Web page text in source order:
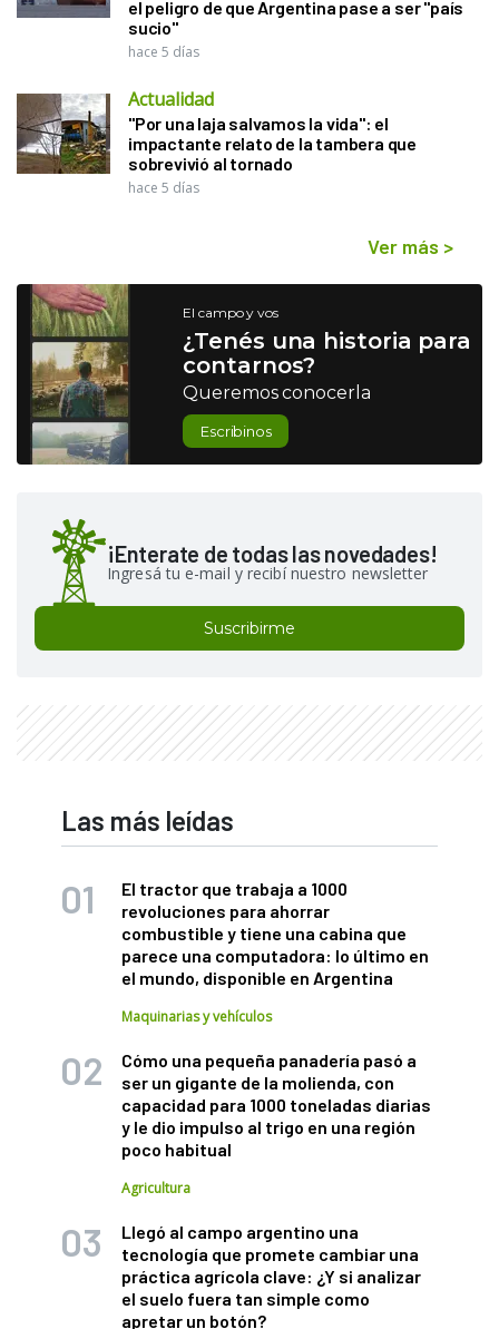
el peligro de que Argentina pase a ser "país
sucio"
hace 5 días
Actualidad
"Por una laja salvamos la vida": el
impactante relato de la tambera que
sobrevivió al tornado
hace 5 días
Ver más >
El campo y vos
¿Tenés una historia para
contarnos?
Queremos conocerla
Escribinos
¡Enterate de todas las novedades!
Ingresá tu e-mail y recibí nuestro newsletter
Suscribirme
Las más leídas
El tractor que trabaja a 1000
revoluciones para ahorrar
combustible y tiene una cabina que
parece una computadora: lo último en
el mundo, disponible en Argentina
Maquinarias y vehículos
Cómo una pequeña panadería pasó a
ser un gigante de la molienda, con
capacidad para 1000 toneladas diarias
y le dio impulso al trigo en una región
poco habitual
Agricultura
Llegó al campo argentino una
tecnología que promete cambiar una
práctica agrícola clave: ¿Y si analizar
el suelo fuera tan simple como
apretar un botón?